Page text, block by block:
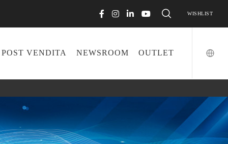
WISHLIST
POST VENDITA NEWSROOM OUTLET